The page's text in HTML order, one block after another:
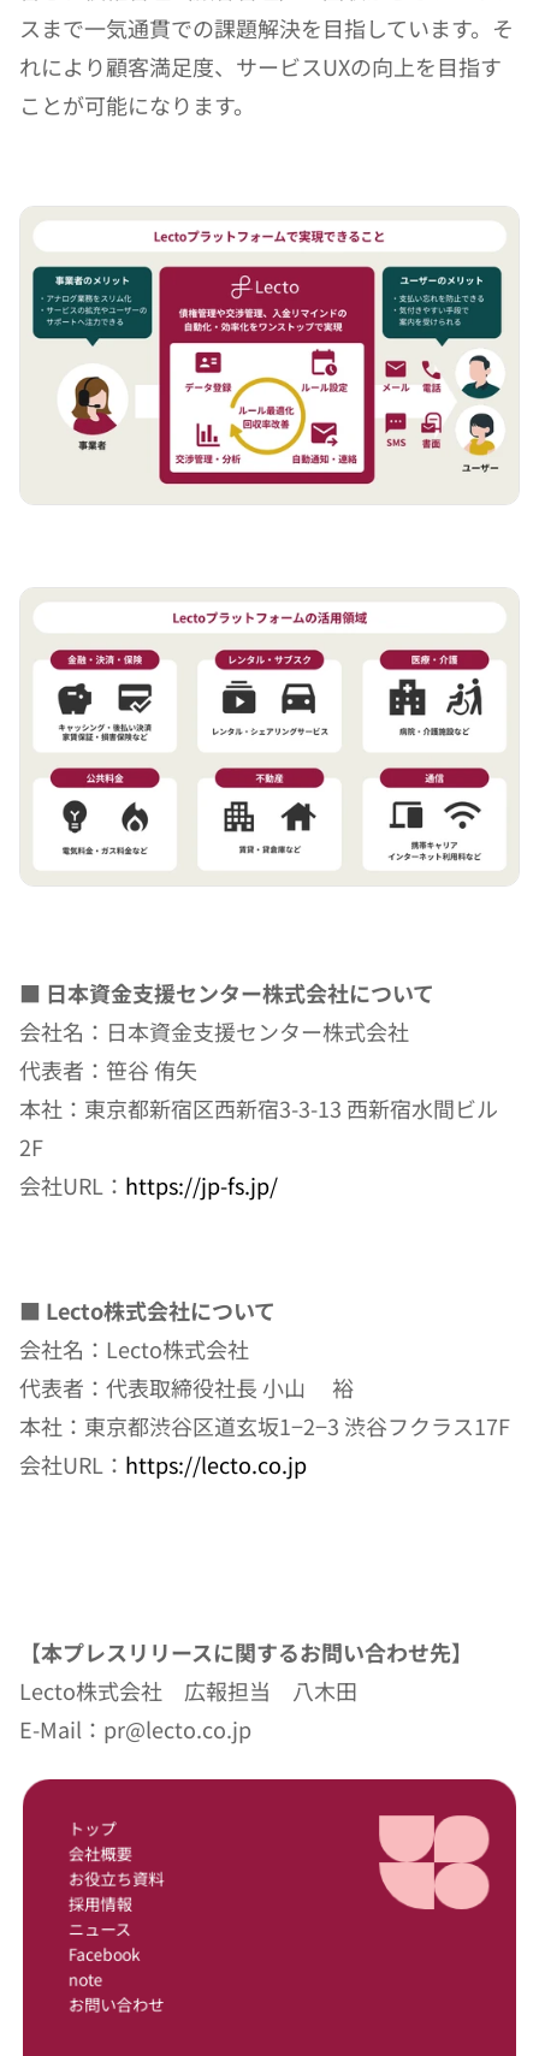
スまで一気通貫での課題解決を目指しています。そ
れにより顧客満足度、サービスUXの向上を目指す
ことが可能になります。
■ 日本資金支援センター株式会社について
会社名：日本資金支援センター株式会社
代表者：笹谷 侑矢
本社：東京都新宿区西新宿3-3-13 西新宿水間ビル
2F
会社URL： https://jp-fs.jp/
■ Lecto株式会社について
会社名：Lecto株式会社
代表者：代表取締役社長 小山 　裕
本社：東京都渋谷区道玄坂1−2−3 渋谷フクラス17F
会社URL： https://lecto.co.jp
【本プレスリリースに関するお問い合わせ先】
Lecto株式会社　広報担当　八木田
E-Mail：pr@lecto.co.jp
トップ
会社概要
お役立ち資料
採用情報
ニュース
Facebook
note
お問い合わせ